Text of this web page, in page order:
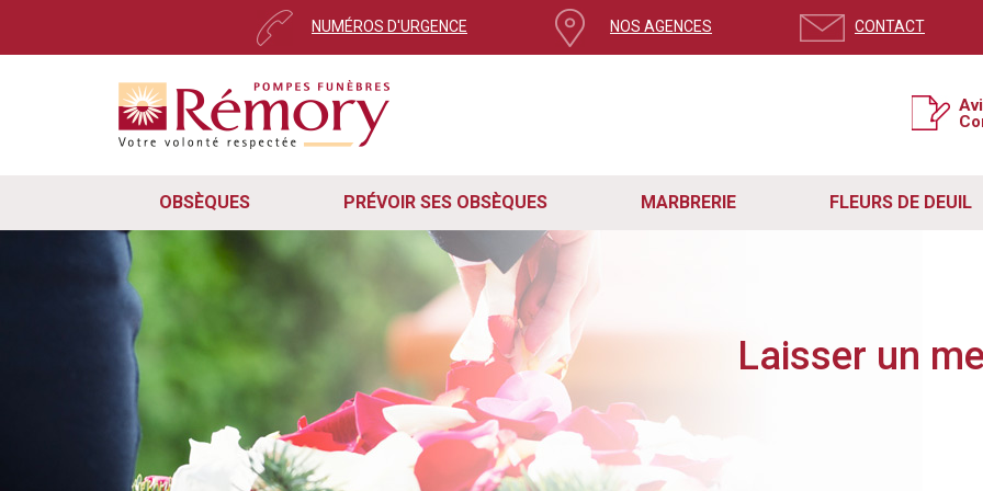
NUMÉROS D'URGENCE NOS AGENCES CONTACT
OBSÈQUES PRÉVOIR SES OBSÈQUES MARBRERIE FLEURS DE DEUIL
Laisser un
Pour envoyer votre message, mettez à jour votre navigateur
Cher utilisateur,
Ce message s’affiche automatiquement si la version de votre navigateur n’est pas à jour.
Nous avons récemment mis à jour notre système de sécurité pour contrer le spam et protéger votre expérience sur
remarqué que certains d'entre vous ont rencontré des problèmes avec le formulaire de contact en raison de cette
cas, veuillez mettre à jour votre navigateur vers sa dernière version disponible.
Rafraîchissez simplement la page actuelle. Vous pouvez également quitter la page en cliquant sur la croix en
En suivant ces deux étapes, vous serez en mesure d'utiliser le formulaire sans aucun problème et nous aider dans
continuez à rencontrer des difficultés, n'hésitez pas à nous contacter directement à